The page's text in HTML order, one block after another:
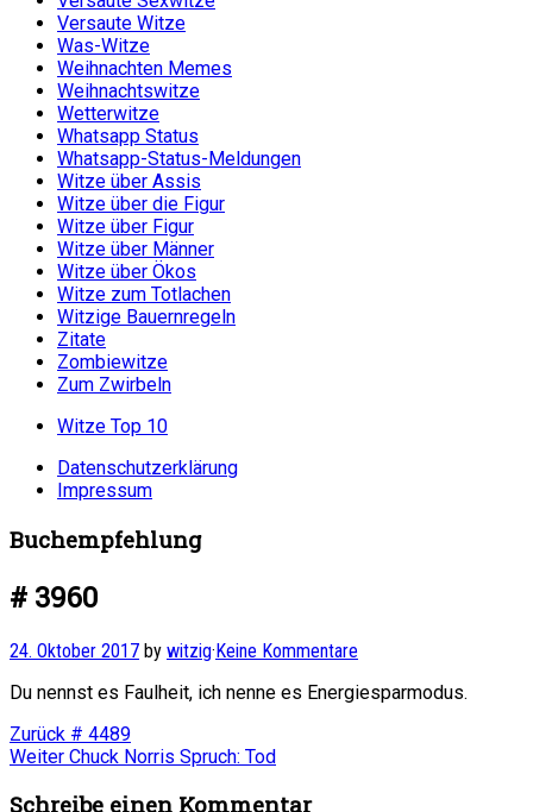
Versaute Witze
Was-Witze
Weihnachten Memes
Weihnachtswitze
Wetterwitze
Whatsapp Status
Whatsapp-Status-Meldungen
Witze über Assis
Witze über die Figur
Witze über Figur
Witze über Männer
Witze über Ökos
Witze zum Totlachen
Witzige Bauernregeln
Zitate
Zombiewitze
Zum Zwirbeln
Witze Top 10
Datenschutzerklärung
Impressum
Buchempfehlung
# 3960
24. Oktober 2017 by witzig·Keine Kommentare
Du nennst es Faulheit, ich nenne es Energiesparmodus.
Beitragsnavigation
Zurück Vorheriger
Beitrag:
# 4489
Weiter Nächster
Chuck Norris Spruch: Tod
Schreibe einen Kommentar